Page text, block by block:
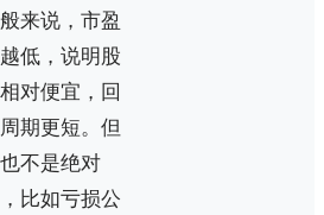
来说，市盈
低，说明股
对便宜，回
期更短。但
不是绝对
比如亏损公